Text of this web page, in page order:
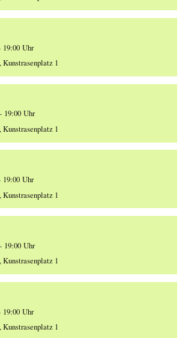
19:00 Uhr
Kunstrasenplatz 1
19:00 Uhr
Kunstrasenplatz 1
19:00 Uhr
Kunstrasenplatz 1
19:00 Uhr
Kunstrasenplatz 1
19:00 Uhr
Kunstrasenplatz 1